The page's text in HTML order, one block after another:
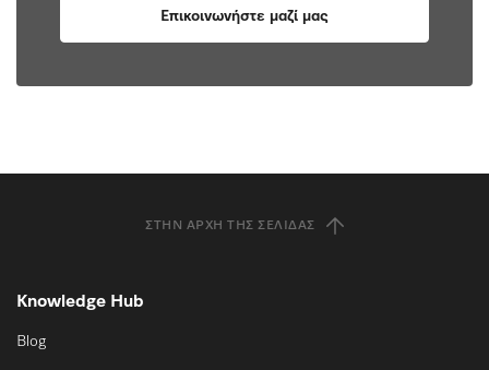
Επικοινωνήστε μαζί μας
ΣΤΗΝ ΑΡΧΉ ΤΗΣ ΣΕΛΊΔΑΣ
Knowledge Hub
Blog